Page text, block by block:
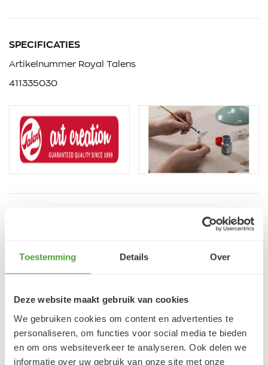
Toestemming Details Over
Deze website maakt gebruik van cookies
We gebruiken cookies om content en advertenties te
personaliseren, om functies voor social media te bieden
en om ons websiteverkeer te analyseren. Ook delen we
informatie over uw gebruik van onze site met onze
SPECIFICATIES
Artikelnummer Royal Talens
411335030
Bel:0341 493 575
Klantbeoordelingen
9.5/10 (1365 beoordelingen)